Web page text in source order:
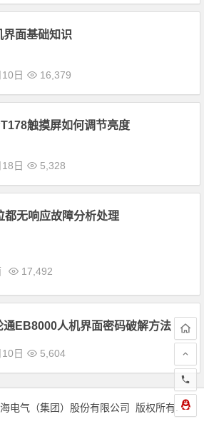
界面基础知识
日 16,379
触摸屏如何调节亮度
日 5,328
都无响应故障分析处理
17,492
通EB8000人机界面密码破解方法
日 5,604
电气（集团）股份有限公司 版权所有.